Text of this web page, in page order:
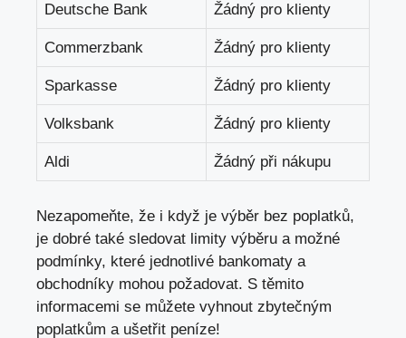
Deutsche Bank Žádný pro klienty
Commerzbank Žádný pro klienty
Sparkasse Žádný pro klienty
Volksbank Žádný pro klienty
Aldi Žádný při nákupu
Nezapomeňte, že i když je výběr bez poplatků,
je dobré také sledovat limity výběru a možné
podmínky, které jednotlivé bankomaty a
obchodníky mohou požadovat. S těmito
informacemi se můžete vyhnout zbytečným
poplatkům a ušetřit peníze!